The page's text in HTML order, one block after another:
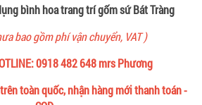
bình hoa trang trí gốm sứ Bát Tràng
bao gồm phí vận chuyển, VAT )
0918 482 648 mrs Phương
toàn quốc, nhận hàng mới thanh toán -